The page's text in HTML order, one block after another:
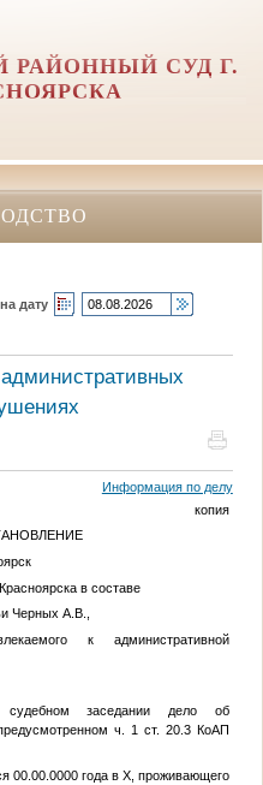
РАЙОННЫЙ СУД Г.
дату
Информация по делу
копия
в составе
Черных А.В.,
к административной
заседании дело об
ч. 1 ст. 20.3 КоАП
00.00.0000 года вХ , проживающего